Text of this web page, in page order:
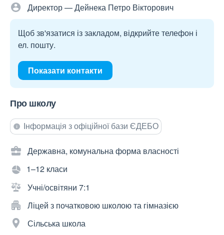
Директор — Дейнека Петро Вікторович
Щоб зв'язатися із закладом, відкрийте телефон і
ел. пошту.
Показати контакти
Про школу
Інформація з офіційної бази ЄДЕБО
Державна, комунальна форма власності
1–12 класи
Учні/освітяни 7:1
Ліцей з початковою школою та гімназією
Сільська школа